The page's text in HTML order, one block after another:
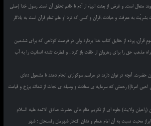
متعال است, و غرض از بعثت انبیاء از آدم تا خاتم تحقق آن است, رسول خدا (صلی
بشریّت به معرفت و عبادت ,قرآن و کسی که نزد او علم تمام قرآن است به یادگار
قرآن, پرده از حقایق کتاب خدا بردارد ولی در فرصت کوتاهی که برای ششمین
مذهب حق را برای رهروانِ از خلقت باز کرد , و فطرت تشنه انسانیت را به آب
آنچه در توان دارند در مراسم سوگواری انجام دهند تا مشمول دعای
امرنا)) رحمتی که سرمایه ی سعادت و وسیله ی نجات از شدائد برزخ و قیامت
ولایت) جلوه ای از تکریم مقام عالی حضرت صادق الائمه علیه السلام
محبت نسبت به آن امام همام و نشان افتخار شهرمان رفسنجان ؛ شهر